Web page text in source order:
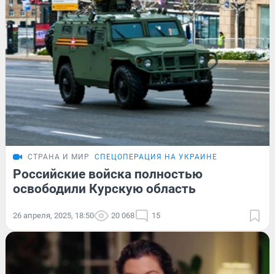
СТРАНА И МИР СПЕЦОПЕРАЦИЯ НА УКРАИНЕ
Российские войска полностью
освободили Курскую область
26 апреля, 2025, 18:50 20 068 15